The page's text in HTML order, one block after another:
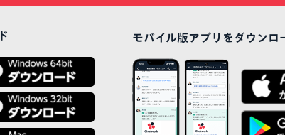
モバイル版アプリをダウンロ